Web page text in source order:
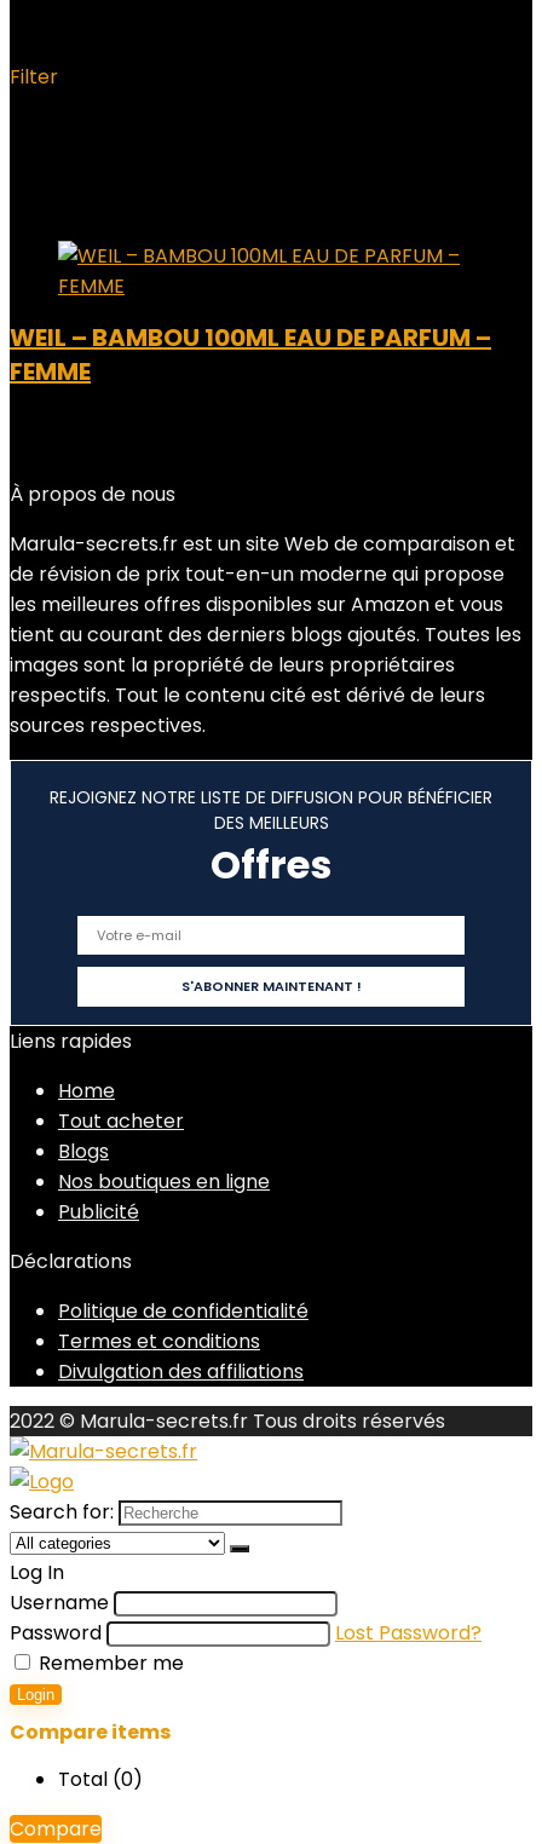
Filter
WEIL – BAMBOU 100ML EAU DE PARFUM –
FEMME
À propos de nous
Marula-secrets.fr est un site Web de comparaison et
de révision de prix tout-en-un moderne qui propose
les meilleures offres disponibles sur Amazon et vous
tient au courant des derniers blogs ajoutés. Toutes les
images sont la propriété de leurs propriétaires
respectifs. Tout le contenu cité est dérivé de leurs
sources respectives.
REJOIGNEZ NOTRE LISTE DE DIFFUSION POUR BÉNÉFICIER
DES MEILLEURS
Offres
Liens rapides
Home
Tout acheter
Blogs
Nos boutiques en ligne
Publicité
Déclarations
Politique de confidentialité
Termes et conditions
Divulgation des affiliations
2022 © Marula-secrets.fr Tous droits réservés
Search for:
Log In
Username
Password
Lost Password?
Remember me
Login
Compare items
Total (0)
Compare